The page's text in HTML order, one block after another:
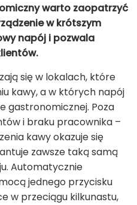
warto zaopatrzyć
w krótszym
napój i pozwala
się w lokalach, które
kawy, a w których napój
gastronomicznej. Poza
i braku pracownika –
kawy okazuje się
zawsze taką samą
Automatycznie
jednego przycisku
w przeciągu kilkunastu,